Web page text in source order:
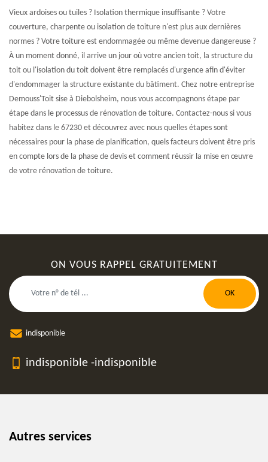
Vieux ardoises ou tuiles ? Isolation thermique insuffisante ? Votre
couverture, charpente ou isolation de toiture n'est plus aux dernières
normes ? Votre toiture est endommagée ou même devenue dangereuse ?
À un moment donné, il arrive un jour où votre ancien toit, la structure du
toit ou l'isolation du toit doivent être remplacés d'urgence afin d'éviter
d'endommager la structure existante du bâtiment. Chez notre entreprise
Demouss'Toit sise à Diebolsheim, nous vous accompagnons étape par
étape dans le processus de rénovation de toiture. Contactez-nous si vous
habitez dans le 67230 et découvrez avec nous quelles étapes sont
nécessaires pour la phase de planification, quels facteurs doivent être pris
en compte lors de la phase de devis et comment réussir la mise en œuvre
de votre rénovation de toiture.
ON VOUS RAPPEL GRATUITEMENT
indisponible
indisponible -indisponible
Autres services